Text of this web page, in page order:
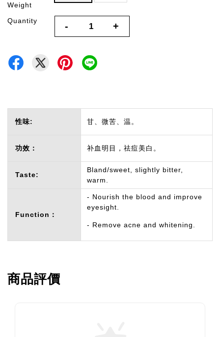
Weight
Quantity - +
性味: 甘、微苦、温。
功效： 补血明目，祛痘美白。
Taste:
Bland/sweet, slightly bitter,
warm.
Function：
- Nourish the blood and improve
eyesight.
- Remove acne and whitening.
商品評價